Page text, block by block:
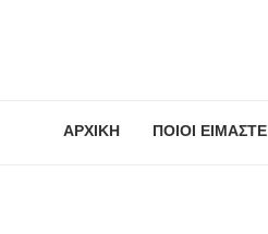
ΑΡΧΙΚΗ ΠΟΙΟΙ ΕΙΜΑΣΤΕ